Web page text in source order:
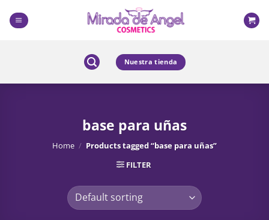
content
Nuestra tienda
base para uñas
Home / Products tagged “base para uñas”
FILTER